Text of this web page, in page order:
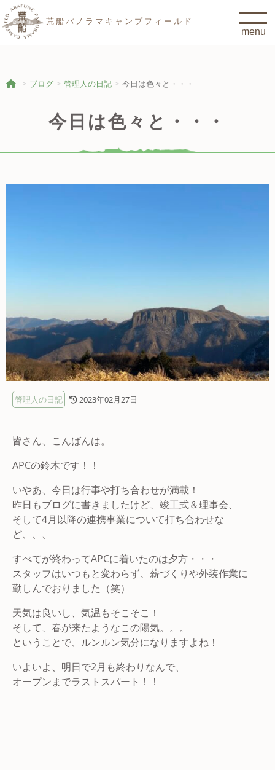
荒船パノラマキャンプフィールド
ブログ 管理人の日記 今日は色々と・・・
今日は色々と・・・
管理人の日記 2023年02月27日
皆さん、こんばんは。
APCの鈴木です！！
いやあ、今日は行事や打ち合わせが満載！
昨日もブログに書きましたけど、竣工式＆理事会、
そして4月以降の連携事業について打ち合わせな
ど、、、
すべてが終わってAPCに着いたのは夕方・・・
スタッフはいつもと変わらず、薪づくりや外装作業に
勤しんでおりました（笑）
天気は良いし、気温もそこそこ！
そして、春が来たようなこの陽気。。。
ということで、ルンルン気分になりますよね！
いよいよ、明日で2月も終わりなんで、
オープンまでラストスパート！！